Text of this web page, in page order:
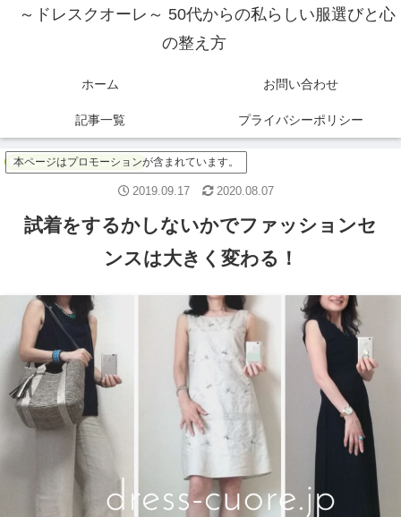
～ドレスクオーレ～ 50代からの私らしい服選びと心
の整え方
ホーム お問い合わせ
記事一覧 プライバシーポリシー
本ページはプロモーションが含まれています。
垢抜けたおしゃれのために
試着をするかしないかでファッションセ
ンスは大きく変わる！
2019.09.17 2020.08.07